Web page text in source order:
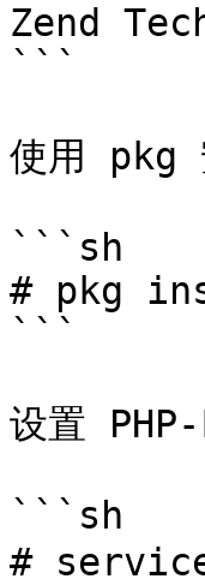
Zend
```
使用 pkg
```sh
# pkg
```
设置 PHP-
```sh
# service